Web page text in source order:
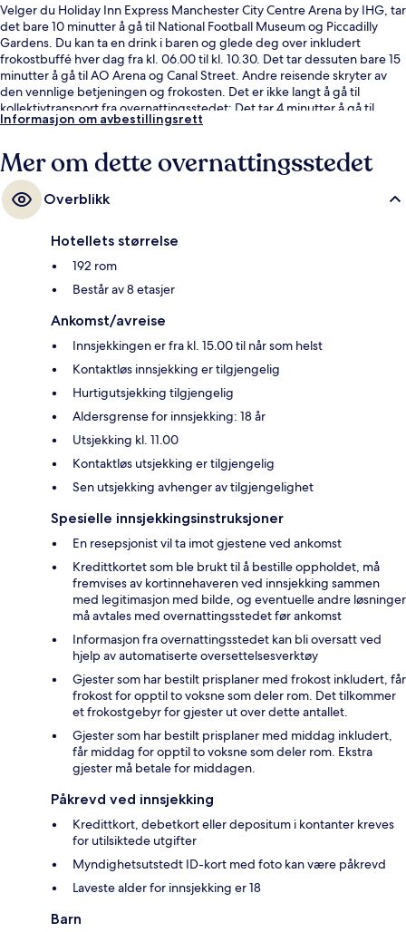
Velger du Holiday Inn Express Manchester City Centre Arena by IHG, tar
det bare 10 minutter å gå til National Football Museum og Piccadilly
Gardens. Du kan ta en drink i baren og glede deg over inkludert
frokostbuffé hver dag fra kl. 06.00 til kl. 10.30. Det tar dessuten bare 15
minutter å gå til AO Arena og Canal Street. Andre reisende skryter av
den vennlige betjeningen og frokosten. Det er ikke langt å gå til
kollektivtransport fra overnattingsstedet: Det tar 4 minutter å gå til
Shudehill Station og 7 minutter å gå til Market Street Station.
Informasjon om avbestillingsrett
Mer om dette overnattingsstedet
Overblikk
Hotellets størrelse
192 rom
Består av 8 etasjer
Ankomst/avreise
Innsjekkingen er fra kl. 15.00 til når som helst
Kontaktløs innsjekking er tilgjengelig
Hurtigutsjekking tilgjengelig
Aldersgrense for innsjekking: 18 år
Utsjekking kl. 11.00
Kontaktløs utsjekking er tilgjengelig
Sen utsjekking avhenger av tilgjengelighet
Spesielle innsjekkingsinstruksjoner
En resepsjonist vil ta imot gjestene ved ankomst
Kredittkortet som ble brukt til å bestille oppholdet, må
fremvises av kortinnehaveren ved innsjekking sammen
med legitimasjon med bilde, og eventuelle andre løsninger
må avtales med overnattingsstedet før ankomst
Informasjon fra overnattingsstedet kan bli oversatt ved
hjelp av automatiserte oversettelsesverktøy
Gjester som har bestilt prisplaner med frokost inkludert, får
frokost for opptil to voksne som deler rom. Det tilkommer
et frokostgebyr for gjester ut over dette antallet.
Gjester som har bestilt prisplaner med middag inkludert,
får middag for opptil to voksne som deler rom. Ekstra
gjester må betale for middagen.
Påkrevd ved innsjekking
Kredittkort, debetkort eller depositum i kontanter kreves
for utilsiktede utgifter
Myndighetsutstedt ID-kort med foto kan være påkrevd
Laveste alder for innsjekking er 18
Barn